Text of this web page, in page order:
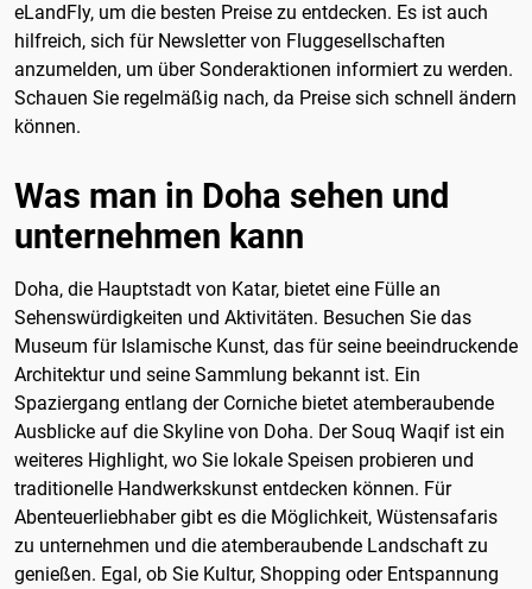
eLandFly, um die besten Preise zu entdecken. Es ist auch
hilfreich, sich für Newsletter von Fluggesellschaften
anzumelden, um über Sonderaktionen informiert zu werden.
Schauen Sie regelmäßig nach, da Preise sich schnell ändern
können.
Was man in Doha sehen und
unternehmen kann
Doha, die Hauptstadt von Katar, bietet eine Fülle an
Sehenswürdigkeiten und Aktivitäten. Besuchen Sie das
Museum für Islamische Kunst, das für seine beeindruckende
Architektur und seine Sammlung bekannt ist. Ein
Spaziergang entlang der Corniche bietet atemberaubende
Ausblicke auf die Skyline von Doha. Der Souq Waqif ist ein
weiteres Highlight, wo Sie lokale Speisen probieren und
traditionelle Handwerkskunst entdecken können. Für
Abenteuerliebhaber gibt es die Möglichkeit, Wüstensafaris
zu unternehmen und die atemberaubende Landschaft zu
genießen. Egal, ob Sie Kultur, Shopping oder Entspannung